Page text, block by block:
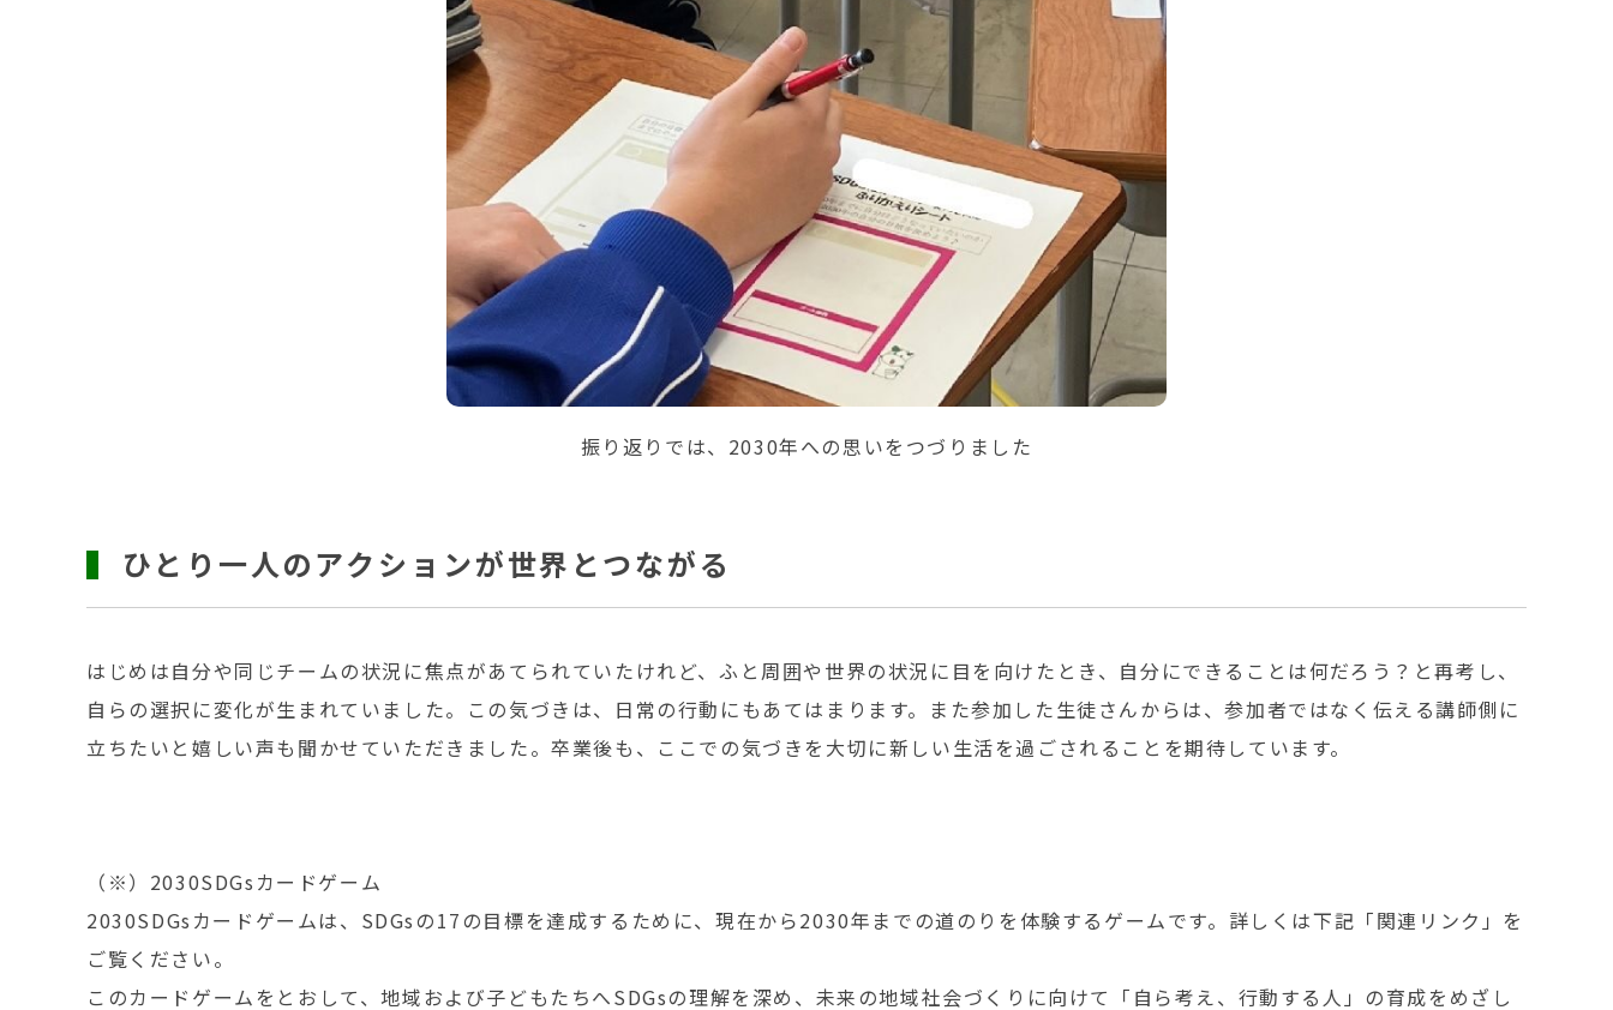
振り返りでは、2030年への思いをつづりました
ひとり一人のアクションが世界とつながる
はじめは自分や同じチームの状況に焦点があてられていたけれど、ふと周囲や世界の状況に目を向けたとき、自分にできることは何だろう？と再考し、
自らの選択に変化が生まれていました。この気づきは、日常の行動にもあてはまります。また参加した生徒さんからは、参加者ではなく伝える講師側に
立ちたいと嬉しい声も聞かせていただきました。卒業後も、ここでの気づきを大切に新しい生活を過ごされることを期待しています。
（※）2030SDGsカードゲーム
2030SDGsカードゲームは、SDGsの17の目標を達成するために、現在から2030年までの道のりを体験するゲームです。詳しくは下記「関連リンク」を
ご覧ください。
このカードゲームをとおして、地域および子どもたちへSDGsの理解を深め、未来の地域社会づくりに向けて「自ら考え、行動する人」の育成をめざし